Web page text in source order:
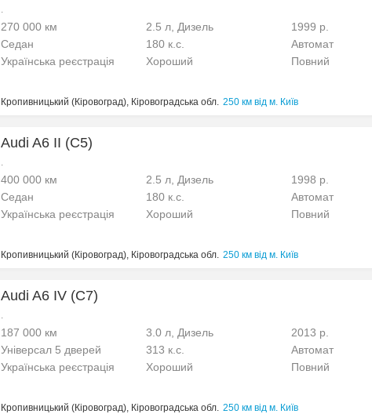
.
270 000 км 2.5 л, Дизель
1999 р.
Седан
180 к.с.
Автомат
Українська реєстрація
Хороший Повний
Кропивницький (Кіровоград), Кіровоградська обл. 250 км від м. Київ
Audi A6 II (C5)
.
400 000 км 2.5 л, Дизель
1998 р.
Седан
180 к.с.
Автомат
Українська реєстрація
Хороший Повний
Кропивницький (Кіровоград), Кіровоградська обл. 250 км від м. Київ
Audi A6 IV (C7)
.
187 000 км 3.0 л, Дизель
2013 р.
Універсал 5 дверей
313 к.с.
Автомат
Українська реєстрація
Хороший Повний
Кропивницький (Кіровоград), Кіровоградська обл. 250 км від м. Київ